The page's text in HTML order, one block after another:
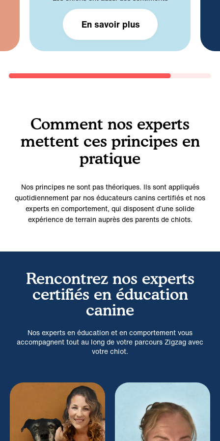
En savoir plus
Tout le contenu de nos programmes
Comment nos experts
mettent ces principes en
pratique
Nos principes ne sont pas théoriques. Ils sont appliqués
quotidiennement par nos éducateurs canins certifiés et nos
experts en comportement, qui disposent d’une solide
expérience de terrain auprès des parents de chiots.
Rencontrez nos experts
certifiés en éducation
canine
Nos experts en éducation et en comportement vous
accompagnent tout au long de votre parcours Zigzag avec
votre chiot.